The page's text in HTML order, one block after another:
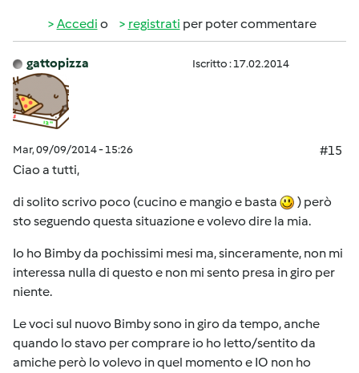
Accedi o registrati per poter commentare
gattopizza Iscritto : 17.02.2014
Mar, 09/09/2014 - 15:26
#15
Ciao a tutti,
di solito scrivo poco (cucino e mangio e basta
) però
sto seguendo questa situazione e volevo dire la mia.
Io ho Bimby da pochissimi mesi ma, sinceramente, non mi
interessa nulla di questo e non mi sento presa in giro per
niente.
Le voci sul nuovo Bimby sono in giro da tempo, anche
quando lo stavo per comprare io ho letto/sentito da
amiche però lo volevo in quel momento e IO non ho